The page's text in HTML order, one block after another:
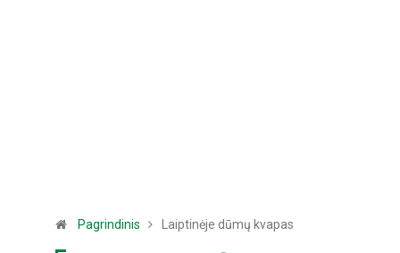
Pagrindinis Laiptinėje dūmų kvapas